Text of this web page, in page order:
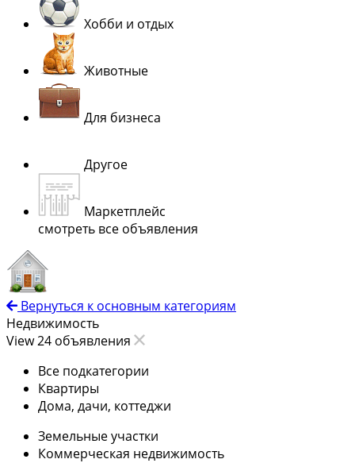
Хобби и отдых
Животные
Для бизнеса
Другое
Маркетплейс
смотреть все объявления
Вернуться к основным категориям
Недвижимость
View 24 объявления
Все подкатегории
Квартиры
Дома, дачи, коттеджи
Земельные участки
Коммерческая недвижимость